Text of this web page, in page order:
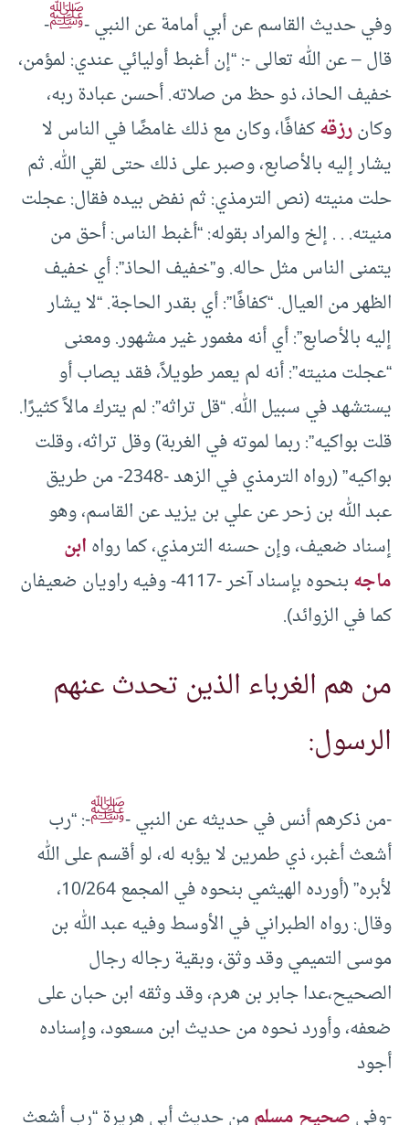
وفي حديث القاسم عن أبي أمامة عن النبي -ﷺ-
قال – عن الله تعالى -: “إن أغبط أوليائي عندي: لمؤمن،
خفيف الحاذ، ذو حظ من صلاته. أحسن عبادة ربه،
وكانرزقهكفافًا، وكان مع ذلك غامضًا في الناس لا
يشار إليه بالأصابع، وصبر على ذلك حتى لقي الله. ثم
حلت منيته (نص الترمذي: ثم نفض بيده فقال: عجلت
منيته. . . إلخ والمراد بقوله: “أغبط الناس: أحق من
يتمنى الناس مثل حاله. و”خفيف الحاذ”: أي خفيف
الظهر من العيال. “كفافًا”: أي بقدر الحاجة. “لا يشار
إليه بالأصابع”: أي أنه مغمور غير مشهور. ومعنى
“عجلت منيته”: أنه لم يعمر طويلاً، فقد يصاب أو
يستشهد في سبيل الله. “قل تراثه”: لم يترك مالاً كثيرًا.
قلت بواكيه”: ربما لموته في الغربة) وقل تراثه، وقلت
بواكيه” (رواه الترمذي في الزهد -2348- من طريق
عبد الله بن زحر عن علي بن يزيد عن القاسم، وهو
إسناد ضعيف، وإن حسنه الترمذي، كما رواهابن
ماجه
بنحوه بإسناد آخر -4117- وفيه راويان ضعيفان
كما في الزوائد).
من هم الغرباء الذين تحدث عنهم
الرسول:
-من ذكرهم أنس في حديثه عن النبي -ﷺ-: “رب
أشعث أغبر، ذي طمرين لا يؤبه له، لو أقسم على الله
لأبره” (أورده الهيثمي بنحوه في المجمع 10/264،
وقال: رواه الطبراني في الأوسط وفيه عبد الله بن
موسى التميمي وقد وثق، وبقية رجاله رجال
الصحيح،عدا جابر بن هرم، وقد وثقه ابن حبان على
ضعفه، وأورد نحوه من حديث ابن مسعود، وإسناده
أجود
-وفيصحيح مسلممن حديث أبي هريرة “رب أشعث